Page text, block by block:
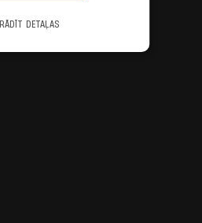
RĀDĪT DETAĻAS